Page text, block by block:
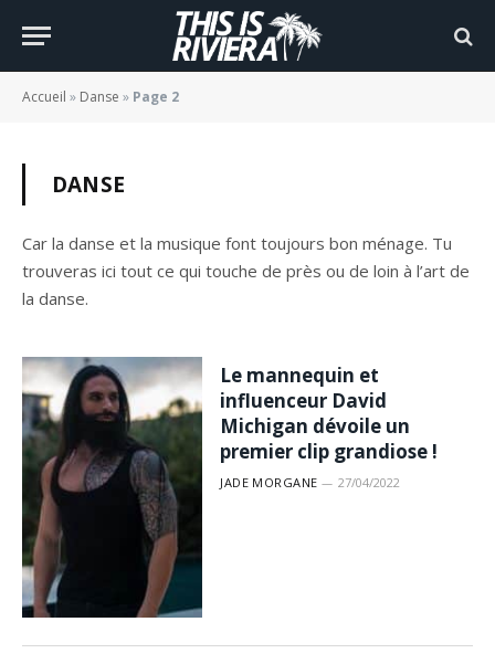
Accueil » Danse » Page 2
DANSE
Car la danse et la musique font toujours bon ménage. Tu
trouveras ici tout ce qui touche de près ou de loin à l’art de
la danse.
Le mannequin et
influenceur David
Michigan dévoile un
premier clip grandiose !
JADE MORGANE 27/04/2022